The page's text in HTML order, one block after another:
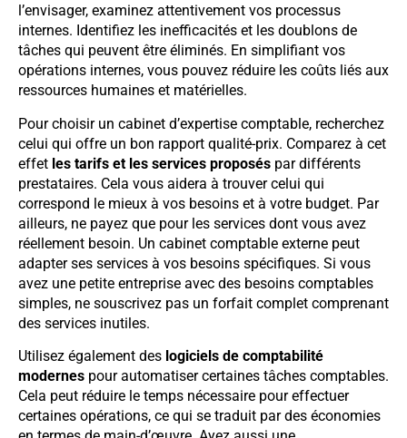
l’envisager, examinez attentivement vos processus
internes. Identifiez les inefficacités et les doublons de
tâches qui peuvent être éliminés. En simplifiant vos
opérations internes, vous pouvez réduire les coûts liés aux
ressources humaines et matérielles.
Pour choisir un cabinet d’expertise comptable, recherchez
celui qui offre un bon rapport qualité-prix. Comparez à cet
effet les tarifs et les services proposés par différents
prestataires. Cela vous aidera à trouver celui qui
correspond le mieux à vos besoins et à votre budget. Par
ailleurs, ne payez que pour les services dont vous avez
réellement besoin. Un cabinet comptable externe peut
adapter ses services à vos besoins spécifiques. Si vous
avez une petite entreprise avec des besoins comptables
simples, ne souscrivez pas un forfait complet comprenant
des services inutiles.
Utilisez également des logiciels de comptabilité
modernes pour automatiser certaines tâches comptables.
Cela peut réduire le temps nécessaire pour effectuer
certaines opérations, ce qui se traduit par des économies